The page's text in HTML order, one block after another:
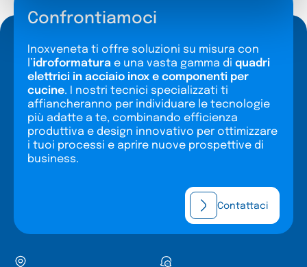
Confrontiamoci
Inoxveneta ti offre soluzioni su misura con
l’idroformatura e una vasta gamma di quadri
elettrici in acciaio inox e componenti per
cucine. I nostri tecnici specializzati ti
affiancheranno per individuare le tecnologie
più adatte a te, combinando efficienza
produttiva e design innovativo per ottimizzare
i tuoi processi e aprire nuove prospettive di
business.
Contattaci